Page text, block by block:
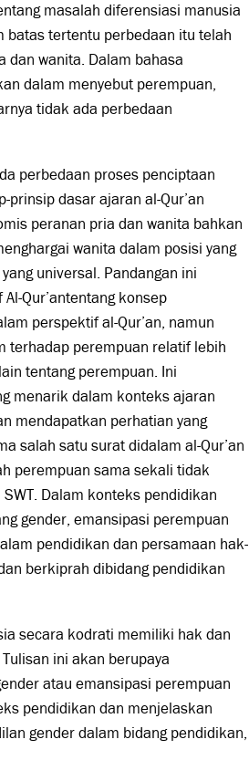
masalah diferensiasi manusia
batas tertentu perbedaan itu telah
dan wanita. Dalam bahasa
dalam menyebut perempuan,
tidak ada perbedaan
perbedaan proses penciptaan
dasar ajaran al-Qur’an
peranan pria dan wanita bahkan
wanita dalam posisi yang
universal. Pandangan ini
Qur’antentang konsep
perspektif al-Qur’an, namun
terhadap perempuan relatif lebih
tentang perempuan. Ini
menarik dalam konteks ajaran
mendapatkan perhatian yang
salah satu surat didalam al-Qur’an
perempuan sama sekali tidak
Dalam konteks pendidikan
gender, emansipasi perempuan
pendidikan dan persamaan hak-
berkiprah dibidang pendidikan
secara kodrati memiliki hak dan
ini akan berupaya
atau emansipasi perempuan
pendidikan dan menjelaskan
gender dalam bidang pendidikan,